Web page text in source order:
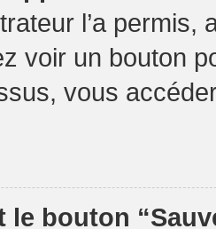
l’a
voir un bouton
vous
le bouton